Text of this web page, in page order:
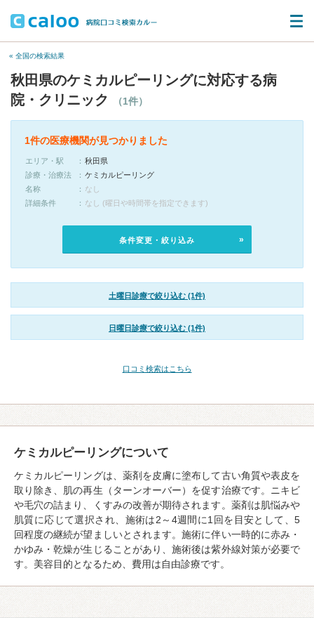
« 全国の検索結果
秋田県のケミカルピーリングに対応する病
院・クリニック
（1件）
1件の医療機関が見つかりました
エリア・駅
秋田県
診療・治療法
ケミカルピーリング
名称
なし
詳細条件
なし (曜日や時間帯を指定できます)
条件変更・絞り込み
土曜日診療で絞り込む (1件)
日曜日診療で絞り込む (1件)
口コミ検索はこちら
ケミカルピーリングについて
ケミカルピーリングは、薬剤を皮膚に塗布して古い角質や表皮を
取り除き、肌の再生（ターンオーバー）を促す治療です。ニキビ
や毛穴の詰まり、くすみの改善が期待されます。薬剤は肌悩みや
肌質に応じて選択され、施術は2～4週間に1回を目安として、5
回程度の継続が望ましいとされます。施術に伴い一時的に赤み・
かゆみ・乾燥が生じることがあり、施術後は紫外線対策が必要で
す。美容目的となるため、費用は自由診療です。